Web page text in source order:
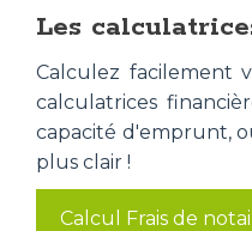
Les
Calculez facilement
calculatrices
capacité d'emprunt,
plus clair !
Calcul Frais de